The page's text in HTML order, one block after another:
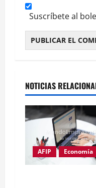
Suscríbete al
NOTICIAS
AFIP Economía